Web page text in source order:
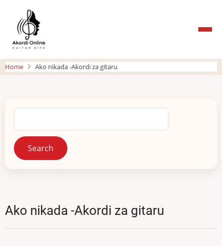
main
content
Home Ako nikada -Akordi za gitaru
Search
Ako nikada -Akordi za gitaru